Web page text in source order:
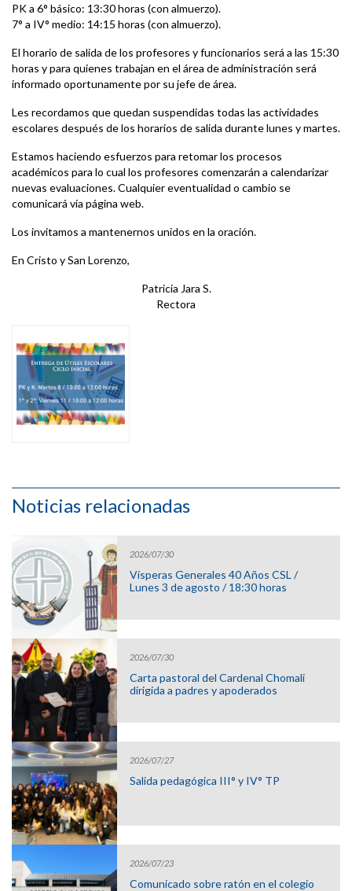
PK a 6° básico: 13:30 horas (con almuerzo).
7° a IV° medio: 14:15 horas (con almuerzo).
El horario de salida de los profesores y funcionarios será a las 15:30
horas y para quienes trabajan en el área de administración será
informado oportunamente por su jefe de área.
Les recordamos que quedan suspendidas todas las actividades
escolares después de los horarios de salida durante lunes y martes.
Estamos haciendo esfuerzos para retomar los procesos
académicos para lo cual los profesores comenzarán a calendarizar
nuevas evaluaciones. Cualquier eventualidad o cambio se
comunicará vía página web.
Los invitamos a mantenernos unidos en la oración.
En Cristo y San Lorenzo,
Patricia Jara S.
Rectora
Noticias relacionadas
2026/07/30
Vísperas Generales 40 Años CSL /
Lunes 3 de agosto / 18:30 horas
2026/07/30
Carta pastoral del Cardenal Chomali
dirigida a padres y apoderados
2026/07/27
Salida pedagógica III° y IV° TP
2026/07/23
Comunicado sobre ratón en el colegio